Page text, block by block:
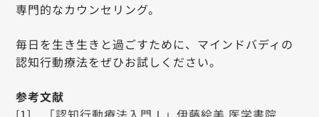
専門的なカウンセリング。
毎日を生き生きと過ごすために、マインドバディの
認知行動療法をぜひお試しください。
参考文献